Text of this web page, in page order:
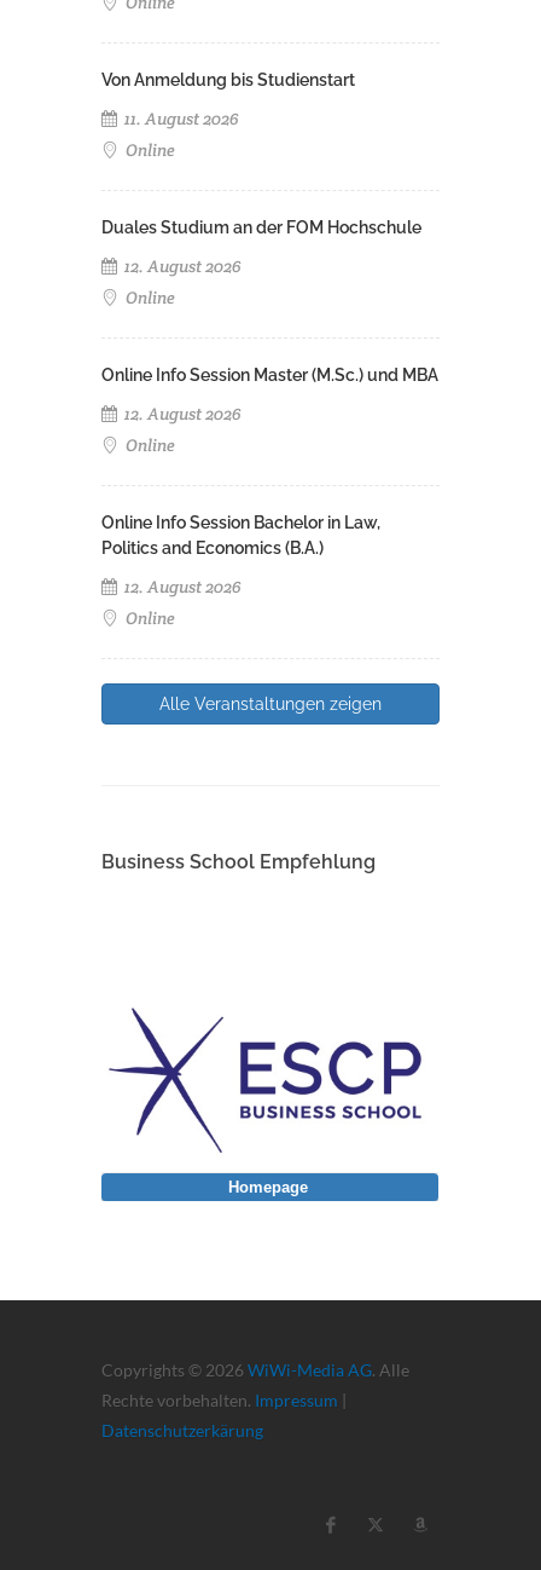
Von Anmeldung bis Studienstart
11. August 2026
Online
Duales Studium an der FOM Hochschule
12. August 2026
Online
Online Info Session Master (M.Sc.) und MBA
12. August 2026
Online
Online Info Session Bachelor in Law,
Politics and Economics (B.A.)
12. August 2026
Online
Alle Veranstaltungen zeigen
Business School Empfehlung
Copyrights © 2026 WiWi-Media AG. Alle
Rechte vorbehalten. Impressum |
Datenschutzerkärung
Homepage